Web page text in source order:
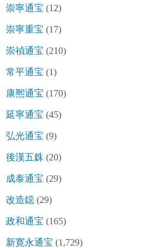
崇寧通宝 (12)
崇寧重宝 (17)
崇禎通宝 (210)
常平通宝 (1)
康熈通宝 (170)
延寧通宝 (45)
弘光通宝 (9)
後漢五銖 (20)
成泰通宝 (29)
改造鐚 (29)
政和通宝 (165)
新寛永通宝 (1,729)